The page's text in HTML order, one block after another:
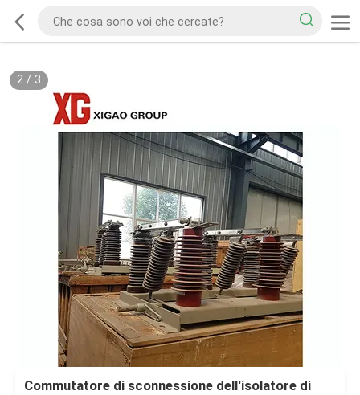
2/ 3
Commutatore di sconnessione dell'isolatore di